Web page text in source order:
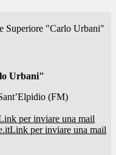
Superiore "Carlo Urbani"
Urbani"
(FM)
per inviare una mail
Link per inviare una mail